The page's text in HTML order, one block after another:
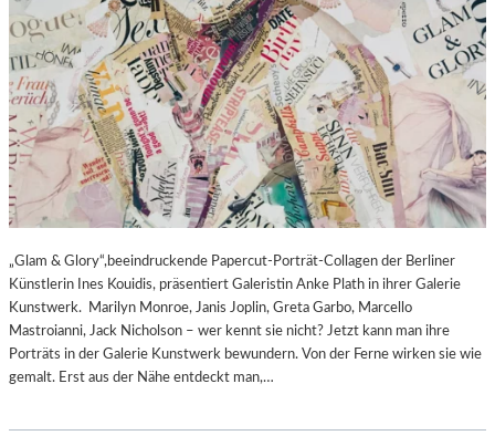
„Glam & Glory“,beeindruckende Papercut-Porträt-Collagen der Berliner
Künstlerin Ines Kouidis, präsentiert Galeristin Anke Plath in ihrer Galerie
Kunstwerk. Marilyn Monroe, Janis Joplin, Greta Garbo, Marcello
Mastroianni, Jack Nicholson – wer kennt sie nicht? Jetzt kann man ihre
Porträts in der Galerie Kunstwerk bewundern. Von der Ferne wirken sie wie
gemalt. Erst aus der Nähe entdeckt man,…